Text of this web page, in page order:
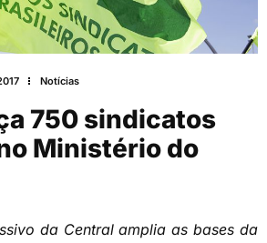
Notícias
750 sindicatos
Ministério do
da Central amplia as bases da